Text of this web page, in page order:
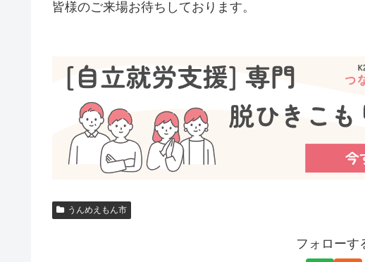
皆様のご来場お待ちしております。
うんめえもん市
フォローす